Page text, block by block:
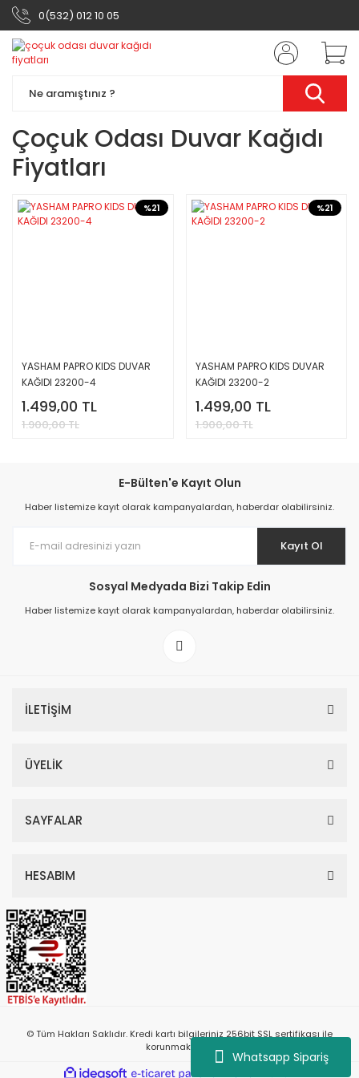
Whatsapp Sipariş
0(532) 012 10 05
Çoçuk Odası Duvar Kağıdı
Fiyatları
%21
YASHAM PAPRO KIDS DUVAR
KAĞIDI 23200-4
1.499,00 TL
1.900,00 TL
%21
YASHAM PAPRO KIDS DUVAR
KAĞIDI 23200-2
1.499,00 TL
1.900,00 TL
E-Bülten'e Kayıt Olun
Haber listemize kayıt olarak kampanyalardan, haberdar olabilirsiniz.
Kayıt Ol
Sosyal Medyada Bizi Takip Edin
Haber listemize kayıt olarak kampanyalardan, haberdar olabilirsiniz.
İLETİŞİM
ÜYELİK
SAYFALAR
HESABIM
© Tüm Hakları Saklıdır. Kredi kartı bilgileriniz 256bit SSL sertifikası ile
korunmaktadır.
ideasoft